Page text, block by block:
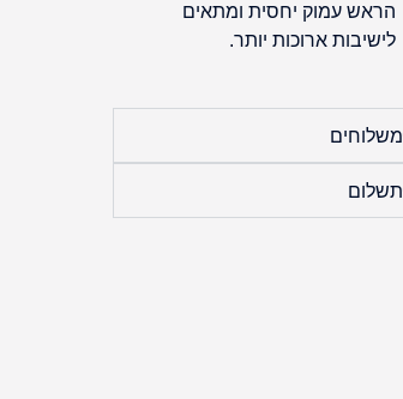
הראש עמוק יחסית ומתאים
לישיבות ארוכות יותר.
משלוחים
תשלום